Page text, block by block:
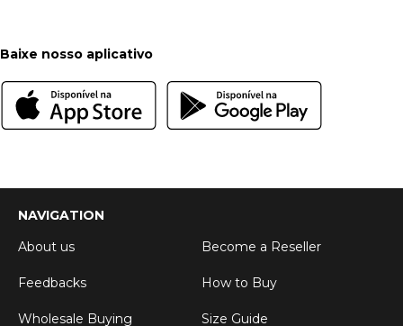
Baixe nosso aplicativo
NAVIGATION
About us
Become a Reseller
Feedbacks How to Buy
Wholesale Buying Size Guide